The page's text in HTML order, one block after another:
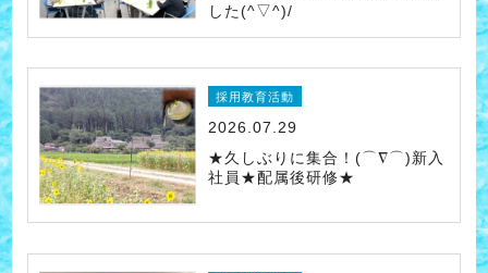
した(^▽^)/
採用教育活動
2026.07.29
★久しぶりに集合！(⌒∇⌒)新入
社員★配属後研修★